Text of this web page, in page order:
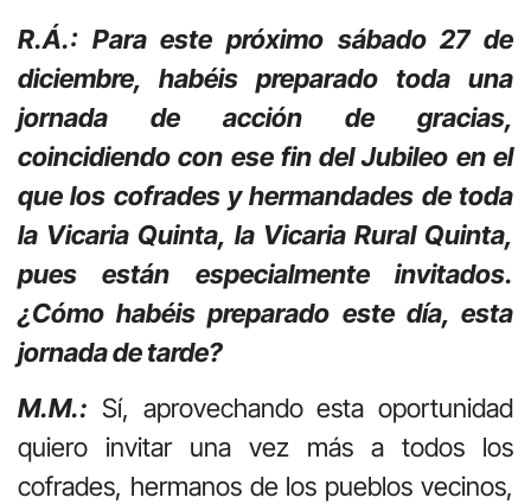
R.Á.: Para este próximo sábado 27 de
diciembre, habéis preparado toda una
jornada de acción de gracias,
coincidiendo con ese fin del Jubileo en el
que los cofrades y hermandades de toda
la Vicaria Quinta, la Vicaria Rural Quinta,
pues están especialmente invitados.
¿Cómo habéis preparado este día, esta
jornada de tarde?
M.M.: Sí, aprovechando esta oportunidad
quiero invitar una vez más a todos los
cofrades, hermanos de los pueblos vecinos,